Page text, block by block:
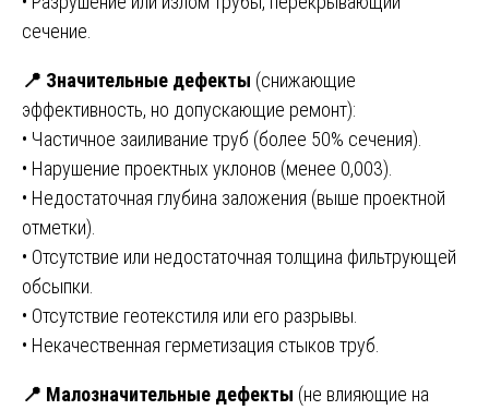
сечение.
📍 Значительные дефекты (снижающие
эффективность, но допускающие ремонт):
• Частичное заиливание труб (более 50% сечения).
• Нарушение проектных уклонов (менее 0,003).
• Недостаточная глубина заложения (выше проектной
отметки).
• Отсутствие или недостаточная толщина фильтрующей
обсыпки.
• Отсутствие геотекстиля или его разрывы.
• Некачественная герметизация стыков труб.
📍 Малозначительные дефекты (не влияющие на